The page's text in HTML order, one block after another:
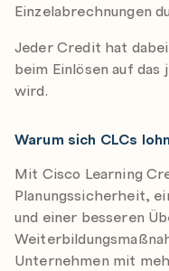
Einzelabrechnungen
Jeder Credit hat
beim Einlösen auf
wird.
Warum sich CLCs
Mit Cisco Learning
Planungssicherheit,
und einer besseren
Unternehmen mit